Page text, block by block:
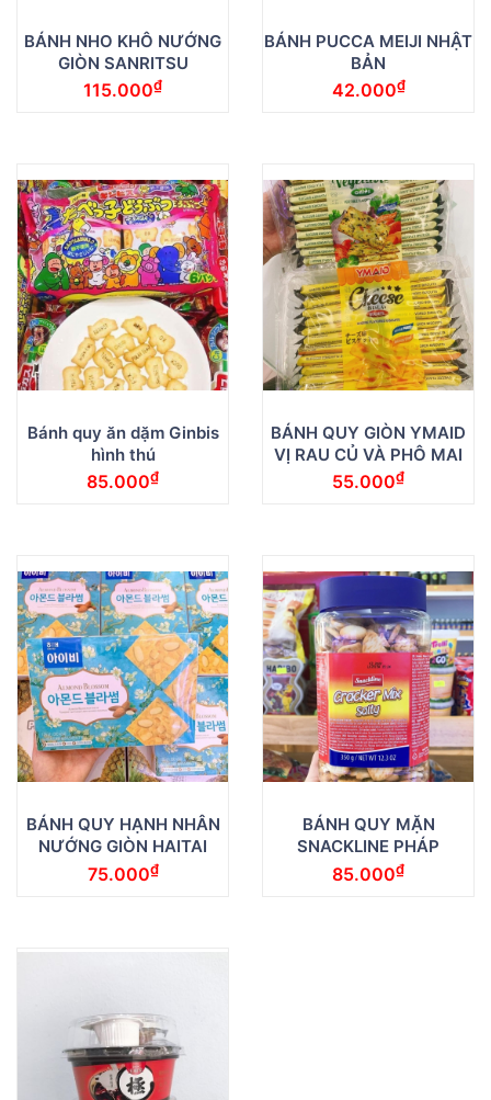
BÁNH NHO KHÔ NƯỚNG
GIÒN SANRITSU
115.000₫
BÁNH PUCCA MEIJI NHẬT
BẢN
42.000₫
Bánh quy ăn dặm Ginbis
hình thú
85.000₫
BÁNH QUY GIÒN YMAID
VỊ RAU CỦ VÀ PHÔ MAI
55.000₫
BÁNH QUY HẠNH NHÂN
NƯỚNG GIÒN HAITAI
75.000₫
BÁNH QUY MẶN
SNACKLINE PHÁP
85.000₫